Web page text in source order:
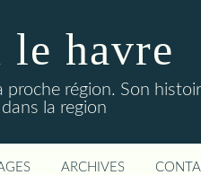
havre
région. Son
la region
ARCHIVES